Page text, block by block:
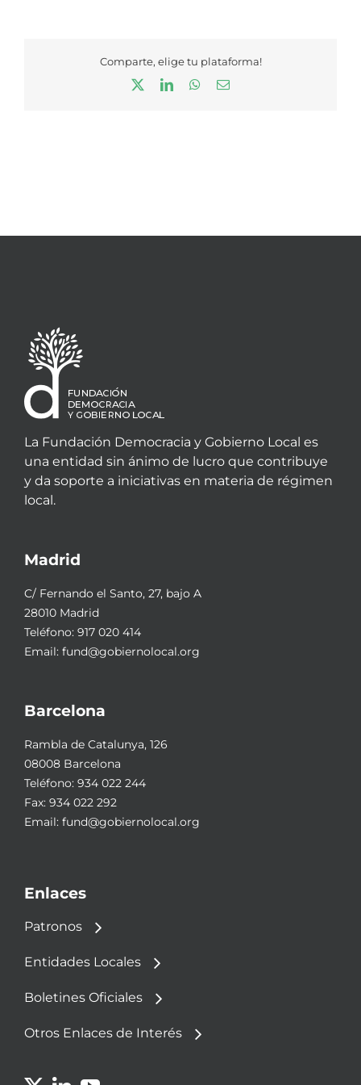
Comparte, elige tu plataforma!
LinkedInWhatsApp
Correo
La Fundación Democracia y Gobierno Local es
una entidad sin ánimo de lucro que contribuye
y da soporte a iniciativas en materia de régimen
local.
Madrid
C/ Fernando el Santo, 27, bajo A
28010 Madrid
Teléfono: 917 020 414
Email: fund@gobiernolocal.org
Barcelona
Rambla de Catalunya, 126
08008 Barcelona
Teléfono: 934 022 244
Fax: 934 022 292
Email: fund@gobiernolocal.org
Enlaces
Patronos
Entidades Locales
Boletines Oficiales
Otros Enlaces de Interés